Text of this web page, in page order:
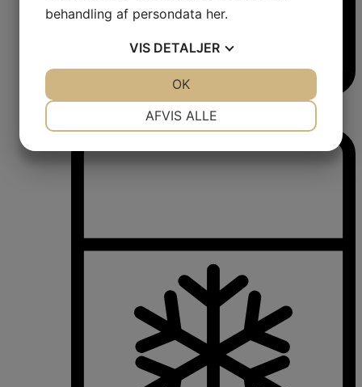
Vinkøleskabe
Vinkøleskabe
behandling af persondata her.
VIS DETALJER
AFVIS ALLE
OK